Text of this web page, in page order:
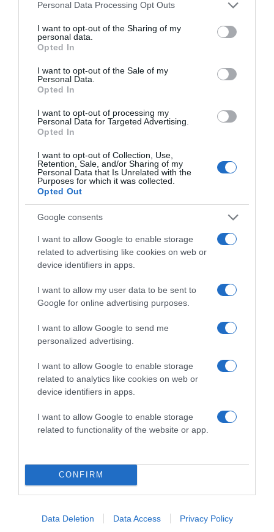
Please note that this website/app uses one or more Google
not limited to your visit or usage behaviour. You may click to
grant or deny consent to Google and its third-party tags to
use your data for below specified purposes in below Google
consent section.
Personal Data Processing Opt Outs
I want to opt-out of the Sharing of my
personal data.
Opted In
I want to opt-out of the Sale of my
Personal Data.
Opted In
I want to opt-out of processing my
Personal Data for Targeted Advertising.
Opted In
I want to opt-out of Collection, Use,
Retention, Sale, and/or Sharing of my
Personal Data that Is Unrelated with the
Purposes for which it was collected.
Opted Out
Google consents
I want to allow Google to enable storage
related to advertising like cookies on web or
device identifiers in apps.
I want to allow my user data to be sent to
Google for online advertising purposes.
I want to allow Google to send me
personalized advertising.
I want to allow Google to enable storage
related to analytics like cookies on web or
device identifiers in apps.
I want to allow Google to enable storage
related to functionality of the website or app.
CONFIRM
Data Deletion Data Access Privacy Policy
különböző kozmetikumokban rejlő tápanyagokat, ha
a legjobban, ha a bőrödön még vannak vízcseppek. Más
szavakkal, a bőr nedvességtartalmát használják fel arra,
annak fiatalságát.
4. Zsírossá teheti az arcbőrt
Azzal, hogy áttörlöd az arcod egy törülközővel, zsírosabb
lehet a bőröd. Hogy miért? A durvább anyagból készült
olajokat, melyek amúgy létfontosságúak ahhoz, hogy az
egészséges maradjon. Ebből kifolyólag, a
faggyúmirigyek akcióba lendülnek, hogy pótolják ezt a
hiányt, és megakadályozzák a bőr kiszáradását. Ez pedig
zsírosodáshoz vezethet.
Megosztás: Facebook
Címkék: szépségtipp arctörlés
Korábbi bejegyzések Következő bejegyzés
HASONLÓ BEJEGYZÉSEK